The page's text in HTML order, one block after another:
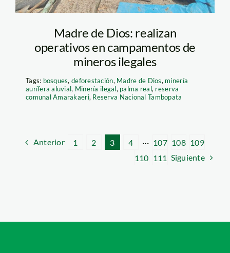
Madre de Dios: realizan
operativos en campamentos de
mineros ilegales
Tags: bosques,deforestación, Madre de Dios, minería
aurífera aluvial, Minería ilegal, palma real, reserva
comunal Amarakaeri, Reserva Nacional Tambopata
Anterior 1 2 3 4 ··· 107 108 109
110 111 Siguiente